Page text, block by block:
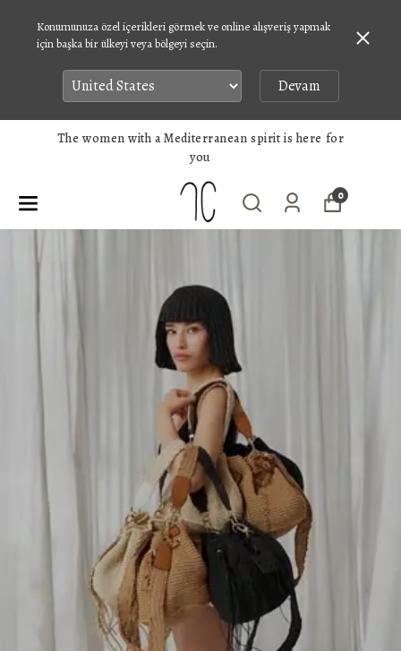
Konumunuza özel içerikleri görmek ve online alışveriş yapmak
için başka bir ülkeyi veya bölgeyi seçin.
Devam
The women with a Mediterranean spirit is here for
you
0